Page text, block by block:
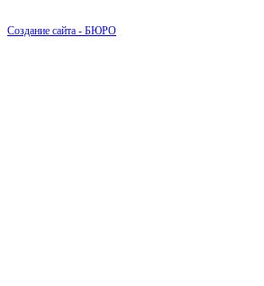
Создание сайта - БЮРО